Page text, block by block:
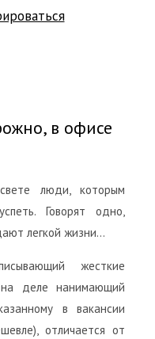
в офисе
люди, которым
Говорят одно,
легкой жизни…
жесткие
деле нанимающий
в вакансии
отличается от